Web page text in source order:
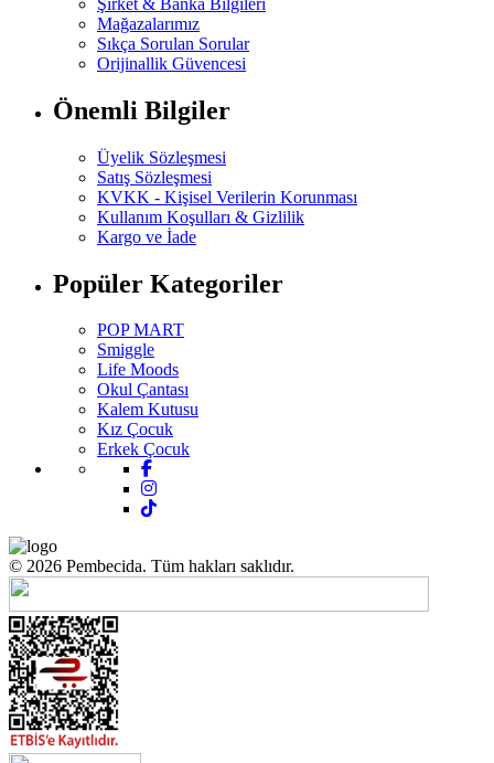
Mağazalarımız
Sıkça Sorulan Sorular
Orijinallik Güvencesi
Önemli Bilgiler
Üyelik Sözleşmesi
Satış Sözleşmesi
KVKK - Kişisel Verilerin Korunması
Kullanım Koşulları & Gizlilik
Kargo ve İade
Popüler Kategoriler
POP MART
Smiggle
Life Moods
Okul Çantası
Kalem Kutusu
Kız Çocuk
Erkek Çocuk
© 2026 Pembecida. Tüm hakları saklıdır.